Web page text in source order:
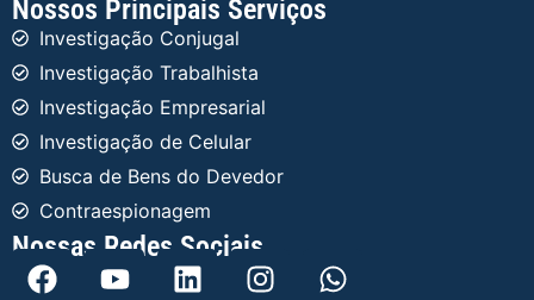
Nossos Principais Serviços
Investigação Conjugal
Investigação Trabalhista
Investigação Empresarial
Investigação de Celular
Busca de Bens do Devedor
Contraespionagem
Nossas Redes Sociais